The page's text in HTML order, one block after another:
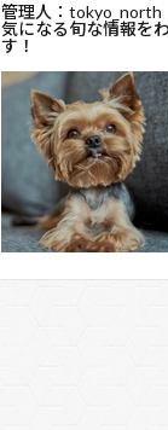
管理人：tokyo_north
気になる旬な情報を
す！